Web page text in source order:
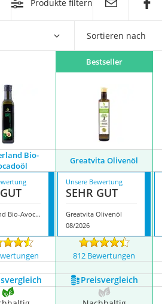
Produkte filtern
Sortieren nach
Bestseller
Bio-
Greatvita Olivenöl
Kräuterland Bio-Avocadoöl
Unsere Bewertung
SEHR GUT
Greatvita Olivenöl
08/2026
812 Bewertungen
Preis­vergleich